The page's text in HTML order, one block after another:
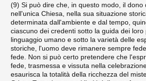
(9) Si può dire che, in questo modo, il dono
nell'unica Chiesa, nella sua situazione
determi­nata dall'ambiente e dal tempo,
ciascuno dei credenti sotto la guida dei loro
linguaggio umano e sotto la varietà delle
storiche, l'uo­mo deve rimanere sempre
fede. Non si può certo pretendere che
fede, trasmessa e vis­suta nella
esaurisca la totalità della ricchezza del